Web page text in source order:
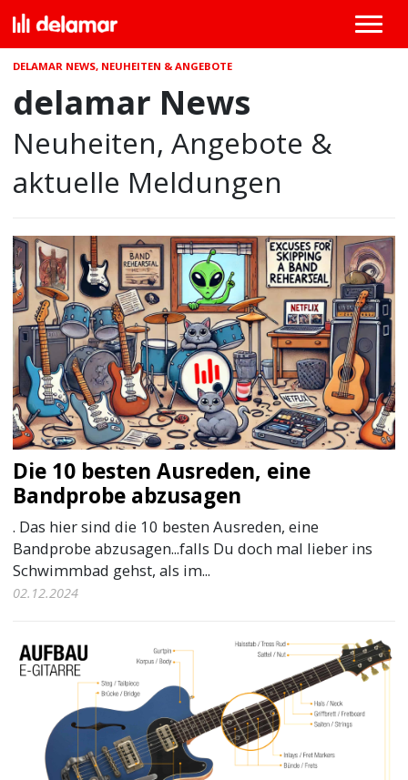
DELAMAR NEWS, NEUHEITEN & ANGEBOTE
delamar News
Neuheiten, Angebote &
aktuelle Meldungen
Die 10 besten Ausreden, eine
Bandprobe abzusagen
. Das hier sind die 10 besten Ausreden, eine
Bandprobe abzusagen...falls Du doch mal lieber ins
Schwimmbad gehst, als im...
02.12.2024